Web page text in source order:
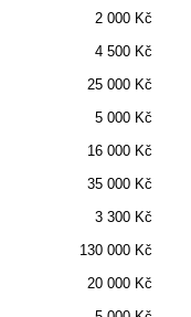
2 000 Kč
4 500 Kč
25 000 Kč
5 000 Kč
16 000 Kč
35 000 Kč
3 300 Kč
130 000 Kč
20 000 Kč